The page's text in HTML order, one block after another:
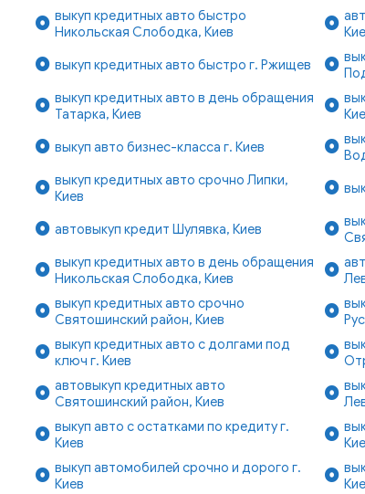
выкуп кредитных авто быстро
Никольская Слободка, Киев
выкуп кредитных авто быстро г. Ржищев
выкуп кредитных авто в день обращения
Татарка, Киев
выкуп авто бизнес-класса г. Киев
выкуп кредитных авто срочно Липки,
Киев
автовыкуп кредит Шулявка, Киев
выкуп кредитных авто в день обращения
Никольская Слободка, Киев
выкуп кредитных авто срочно
Святошинский район, Киев
выкуп кредитных авто с долгами под
ключ г. Киев
автовыкуп кредитных авто
Святошинский район, Киев
выкуп авто с остатками по кредиту г.
Киев
выкуп автомобилей срочно и дорого г.
Киев